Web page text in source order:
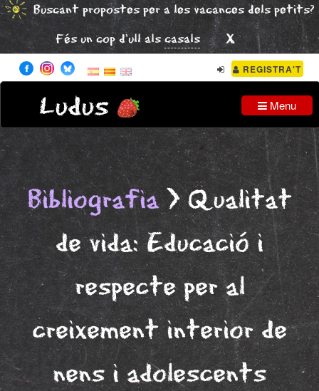
Buscant propostes per a les vacances dels petits?
Fés un cop d'ull alscasals x
REGISTRA'T
Ludus Menu
Bibliografia> Qualitat
de vida: Educació i
respecte per al
creixement interior de
nens i adolescents